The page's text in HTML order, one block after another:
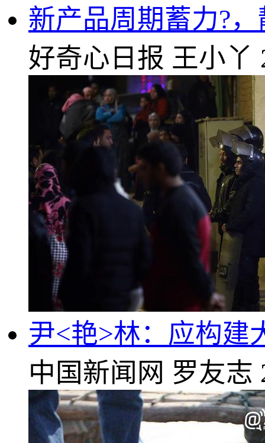
新产品周期蓄力?
好奇心日报 王小丫
尹<艳>林：应构建
中国新闻网 罗友志